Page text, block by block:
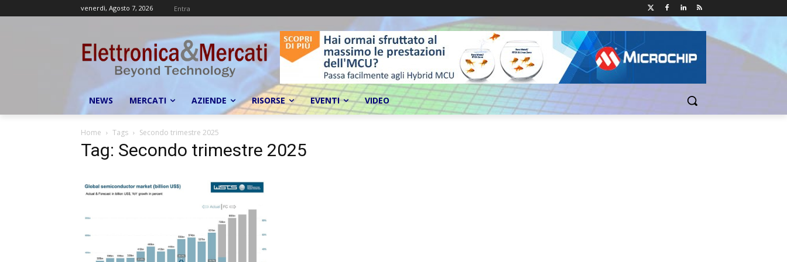
venerdì, Agosto 7, 2026 Entra
NEWS MERCATI AZIENDE RISORSE EVENTI VIDEO
Home Tags Secondo trimestre 2025
Tag: Secondo trimestre 2025